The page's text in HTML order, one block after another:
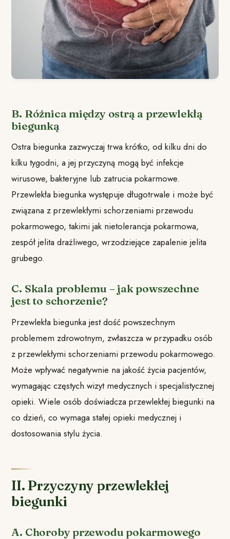
B. Różnica między ostrą a przewlekłą
biegunką
Ostra biegunka zazwyczaj trwa krótko, od kilku dni do
kilku tygodni, a jej przyczyną mogą być infekcje
wirusowe, bakteryjne lub zatrucia pokarmowe.
Przewlekła biegunka występuje długotrwale i może być
związana z przewlekłymi schorzeniami przewodu
pokarmowego, takimi jak nietolerancja pokarmowa,
zespół jelita drażliwego, wrzodziejące zapalenie jelita
grubego.
C. Skala problemu – jak powszechne
jest to schorzenie?
Przewlekła biegunka jest dość powszechnym
problemem zdrowotnym, zwłaszcza w przypadku osób
z przewlekłymi schorzeniami przewodu pokarmowego.
Może wpływać negatywnie na jakość życia pacjentów,
wymagając częstych wizyt medycznych i specjalistycznej
opieki. Wiele osób doświadcza przewlekłej biegunki na
co dzień, co wymaga stałej opieki medycznej i
dostosowania stylu życia.
II. Przyczyny przewlekłej
biegunki
A. Choroby przewodu pokarmowego